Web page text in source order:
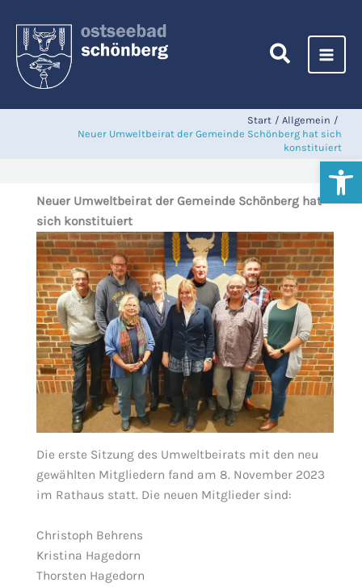
Inhalt
springen
Start
Allgemein
Neuer Umweltbeirat der Gemeinde Schönberg hat sich
konstituiert
Neuer Umweltbeirat der Gemeinde Schönberg hat
sich konstituiert
Die erste Sitzung des Umweltbeirats mit den neu
gewählten Mitgliedern fand am 8. November 2023
im Rathaus statt. Die neuen Mitglieder sind:
Christoph Behrens
Kristina Hagedorn
Thorsten Hagedorn